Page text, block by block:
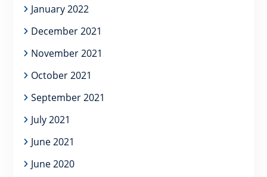
January 2022
December 2021
November 2021
October 2021
September 2021
July 2021
June 2021
June 2020